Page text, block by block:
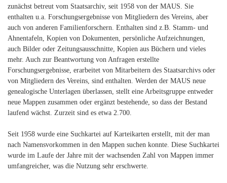
zunächst betreut vom Staatsarchiv, seit 1958 von der MAUS. Sie
enthalten u.a. Forschungsergebnisse von Mitgliedern des Vereins, aber
auch von anderen Familienforschern. Enthalten sind z.B. Stamm- und
Ahnentafeln, Kopien von Dokumenten, persönliche Aufzeichnungen,
auch Bilder oder Zeitungsausschnitte, Kopien aus Büchern und vieles
mehr. Auch zur Beantwortung von Anfragen erstellte
Forschungsergebnisse, erarbeitet von Mitarbeitern des Staatsarchivs oder
von Mitgliedern des Vereins, sind enthalten. Werden der MAUS neue
genealogische Unterlagen überlassen, stellt eine Arbeitsgruppe entweder
neue Mappen zusammen oder ergänzt bestehende, so dass der Bestand
laufend wächst. Zurzeit sind es etwa 2.700.
Seit 1958 wurde eine Suchkartei auf Karteikarten erstellt, mit der man
nach Namensvorkommen in den Mappen suchen konnte. Diese Suchkartei
wurde im Laufe der Jahre mit der wachsenden Zahl von Mappen immer
umfangreicher, was die Nutzung sehr erschwerte.